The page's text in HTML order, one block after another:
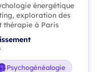
énergétique
exploration des
thérapie à Paris
Psychogénéalogie